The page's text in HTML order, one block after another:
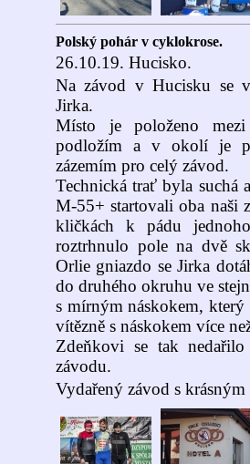
Polský pohár v cyklokrose.
26.10.19. Hucisko.
Na závod v Hucisku se
Jirka.
Místo je položeno
podložím a v okolí je
zázemím pro celý závod.
Technická trať byla suchá
M-55+ startovali oba naši
kličkách k pádu
roztrhnulo pole na dvě
Orlie gniazdo se Jirka
do druhého okruhu ve
s mírným náskokem,
vítězně s náskokem více
Zdeňkovi se tak
závodu.
Vydařený závod s